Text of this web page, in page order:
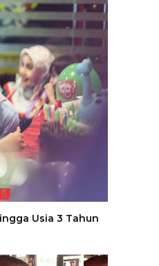
Usia 3 Tahun